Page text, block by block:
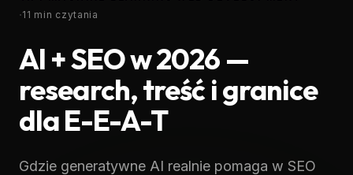
·11 min czytania
AI + SEO w 2026 —
research, treść i granice
dla E-E-A-T
Gdzie generatywne AI realnie pomaga w SEO